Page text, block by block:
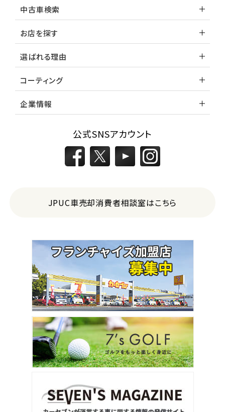
中古車検索
お店を探す
選ばれる理由
コーティング
企業情報
公式SNSアカウント
JPUC車売却消費者相談室はこちら